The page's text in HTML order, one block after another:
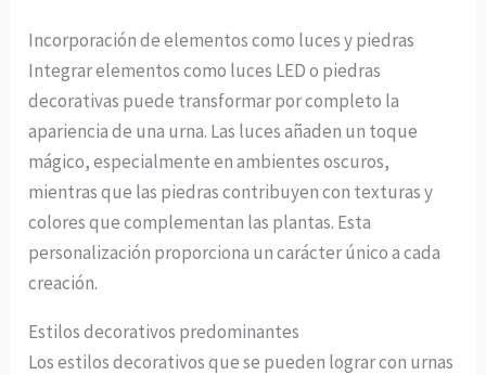
Incorporación de elementos como luces y piedras
Integrar elementos como luces LED o piedras
decorativas puede transformar por completo la
apariencia de una urna. Las luces añaden un toque
mágico, especialmente en ambientes oscuros,
mientras que las piedras contribuyen con texturas y
colores que complementan las plantas. Esta
personalización proporciona un carácter único a cada
creación.
Estilos decorativos predominantes
Los estilos decorativos que se pueden lograr con urnas